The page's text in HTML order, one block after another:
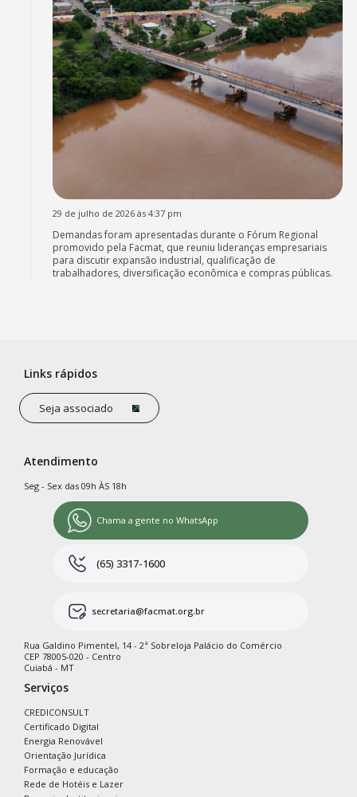
29 de julho de 2026 às 4:37 pm
Demandas foram apresentadas durante o Fórum Regional
promovido pela Facmat, que reuniu lideranças empresariais
para discutir expansão industrial, qualificação de
trabalhadores, diversificação econômica e compras públicas.
Links rápidos
Seja associado
Atendimento
Seg - Sex das 09h ÀS 18h
Chama a gente no WhatsApp
(65) 3317-1600
secretaria@facmat.org.br
Rua Galdino Pimentel, 14 - 2ª Sobreloja Palácio do Comércio
CEP 78005-020 - Centro
Cuiabá - MT
Serviços
CREDICONSULT
Certificado Digital
Energia Renovável
Orientação Jurídica
Formação e educação
Rede de Hotéis e Lazer